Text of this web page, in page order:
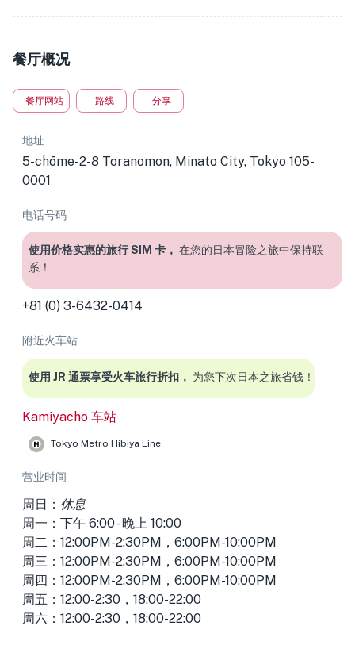
餐厅概况
餐厅网站 路线 分享
地址
5-chōme-2-8 Toranomon, Minato City, Tokyo 105-
0001
电话号码
使用价格实惠的旅行 SIM 卡， 在您的日本冒险之旅中保持联
系！
+81 (0) 3-6432-0414
附近火车站
使用 JR 通票享受火车旅行折扣， 为您下次日本之旅省钱！
Kamiyacho 车站
Tokyo Metro Hibiya Line
营业时间
周日： 休息
周一：下午 6:00 - 晚上 10:00
周二：12:00PM-2:30PM，6:00PM-10:00PM
周三：12:00PM-2:30PM，6:00PM-10:00PM
周四：12:00PM-2:30PM，6:00PM-10:00PM
周五：12:00-2:30，18:00-22:00
周六：12:00-2:30，18:00-22:00